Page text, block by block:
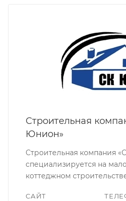
Строительная
Юнион»
Строительная компания
специализируется на
коттеджном
САЙТ